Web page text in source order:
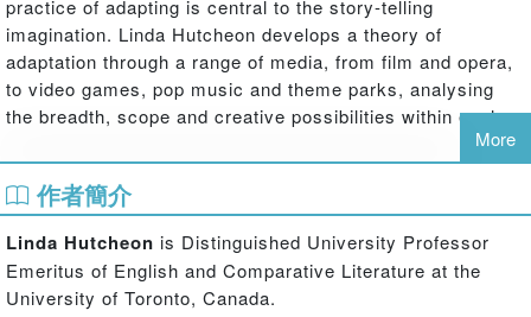
practice of adapting is central to the story-telling
imagination. Linda Hutcheon develops a theory of
adaptation through a range of media, from film and opera,
to video games, pop music and theme parks, analysing
the breadth, scope and creative possibilities within each.
This new edition is supplemented by a new preface from
the author, discussing both new adaptive forms/platforms
and recent critical developments in the study of
adaptation. It also features an illuminating new epilogue
from Siobhan O’Flynn, focusing on adaptation in the
context of digital media. She considers the impact of
More
作者簡介
Linda Hutcheon is Distinguished University Professor
Emeritus of English and Comparative Literature at the
University of Toronto, Canada.